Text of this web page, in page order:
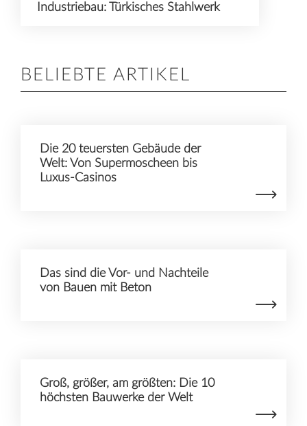
Industriebau: Türkisches Stahlwerk
BELIEBTE ARTIKEL
Die 20 teuersten Gebäude der
Welt: Von Supermoscheen bis
Luxus-Casinos
Das sind die Vor- und Nachteile
von Bauen mit Beton
Groß, größer, am größten: Die 10
höchsten Bauwerke der Welt